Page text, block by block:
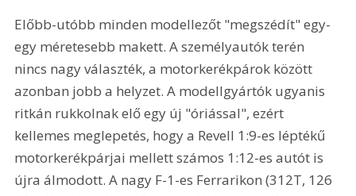
Előbb-utóbb minden modellezőt "megszédít" egy-
egy méretesebb makett. A személyautók terén
nincs nagy választék, a motorkerékpárok között
azonban jobb a helyzet. A modellgyártók ugyanis
ritkán rukkolnak elő egy új "óriással", ezért
kellemes meglepetés, hogy a Revell 1:9-es léptékű
motorkerékpárjai mellett számos 1:12-es autót is
újra álmodott. A nagy F-1-es Ferrarikon (312T, 126